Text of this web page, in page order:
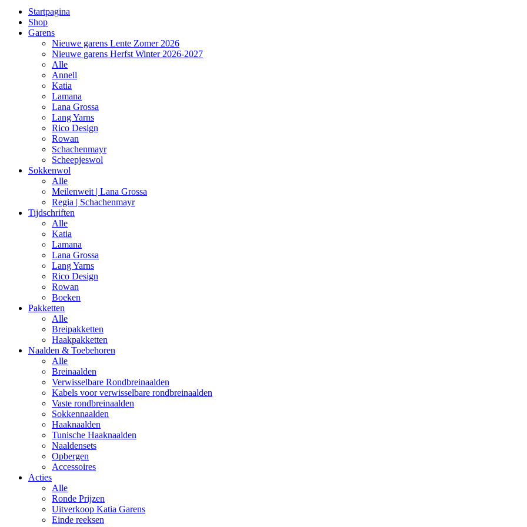
Startpagina
Shop
Garens
Nieuwe garens Lente Zomer 2026
Nieuwe garens Herfst Winter 2026-2027
Alle
Annell
Katia
Lamana
Lana Grossa
Lang Yarns
Rico Design
Rowan
Schachenmayr
Scheepjeswol
Sokkenwol
Alle
Meilenweit | Lana Grossa
Regia | Schachenmayr
Tijdschriften
Alle
Katia
Lamana
Lana Grossa
Lang Yarns
Rico Design
Rowan
Boeken
Pakketten
Alle
Breipakketten
Haakpakketten
Naalden & Toebehoren
Alle
Breinaalden
Verwisselbare Rondbreinaalden
Kabels voor verwisselbare rondbreinaalden
Vaste rondbreinaalden
Sokkennaalden
Haaknaalden
Tunische Haaknaalden
Naaldensets
Opbergen
Accessoires
Acties
Alle
Ronde Prijzen
Uitverkoop Katia Garens
Einde reeksen